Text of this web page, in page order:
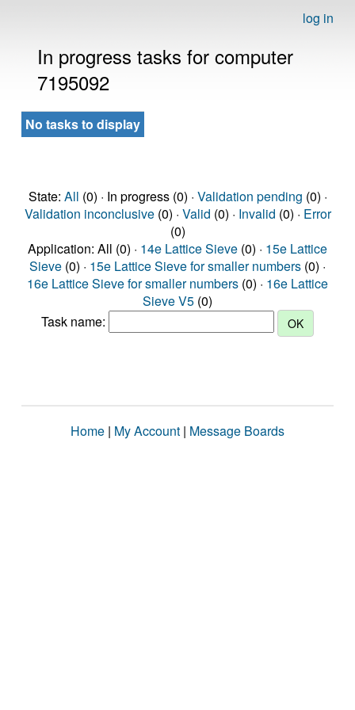
log in
In progress tasks for computer
7195092
No tasks to display
State: All (0) · In progress (0) · Validation pending (0) ·
Validation inconclusive(0) · Valid (0) · Invalid (0) · Error
(0)
Application: All (0) · 14e Lattice Sieve (0) · 15e Lattice
Sieve (0) · 15e Lattice Sieve for smaller numbers (0) ·
16e Lattice Sieve for smaller numbers (0) · 16e Lattice
Sieve V5 (0)
Task name:
Home | My Account | Message Boards